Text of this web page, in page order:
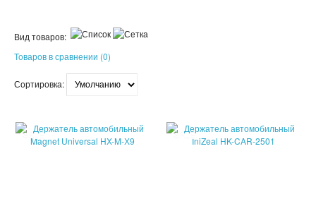
МАСКИ ОТ ЧЕРНЫХ ТОЧЕК
ПУЗЫРЬКОВЫЕ МАСКИ
СКРАБЫ
Вид товаров:
Товаров в сравнении (0)
Сортировка:
SALE SALE